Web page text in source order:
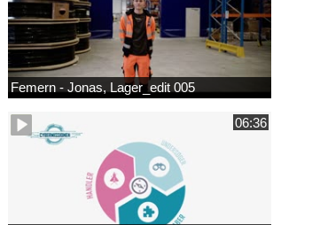
Femern - Jonas, Lager_edit 005
06:36